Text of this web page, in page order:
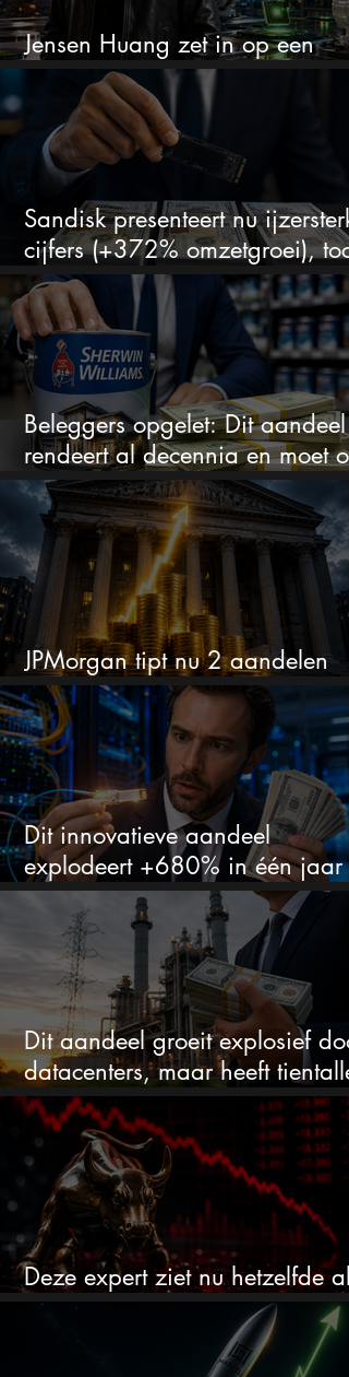
Jensen Huang zet in op een
aandeel dat bijna niemand kent
Sandisk presenteert nu
cijfers (+372% omzetgroei), toch
zakt het aandeel weg
Beleggers opgelet: Dit aandeel
rendeert al decennia en moet op
je watchlist staan!
JPMorgan tipt nu 2 aandelen
voor augustus
Dit innovatieve aandeel
explodeert +680% in één jaar
en blijft maar stijgen
Dit aandeel groeit explosief
datacenters, maar heeft
miljarden nodig
Deze expert ziet nu hetzelfde als
voor de crash van 1987